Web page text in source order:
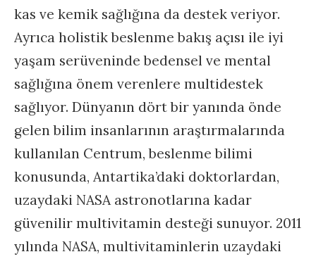
kas ve kemik sağlığına da destek veriyor.
Ayrıca holistik beslenme bakış açısı ile iyi
yaşam serüveninde bedensel ve mental
sağlığına önem verenlere multidestek
sağlıyor. Dünyanın dört bir yanında önde
gelen bilim insanlarının araştırmalarında
kullanılan Centrum, beslenme bilimi
konusunda, Antartika’daki doktorlardan,
uzaydaki NASA astronotlarına kadar
güvenilir multivitamin desteği sunuyor. 2011
yılında NASA, multivitaminlerin uzaydaki